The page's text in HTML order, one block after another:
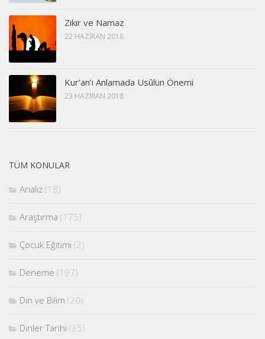
Zikir ve Namaz
22 HAZIRAN 2018
Kur’an’ı Anlamada Usûlün Önemi
23 HAZIRAN 2018
TÜM KONULAR
Analiz (18)
Araştırma (175)
Çocuk Eğitimi (2)
Deneme (197)
Din ve Bilim (20)
Dinler Tarihi (35)